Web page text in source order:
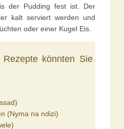
der Pudding fest ist. Der
kalt serviert werden und
oder einer Kugel Eis.
könnten Sie
(Nyma na ndizi)